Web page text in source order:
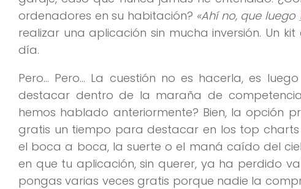
ordenadores en su habitación? «Ahí no, que luego
realizar una aplicación sin mucha inversión. Un
día.
Pero… Pero… La cuestión no es hacerla, es
destacar dentro de la maraña de
hemos hablado anteriormente? Bien, la opción
gratis un tiempo para destacar en los top
el boca a boca, la suerte o el maná caído del
en que tu aplicación, sin querer, ya ha perdido
pongas varias veces gratis porque nadie la